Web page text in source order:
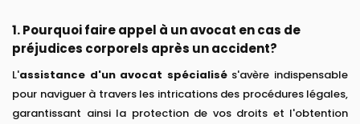
1. Pourquoi faire appel à un avocat en cas de
préjudices corporels après un accident?
L'assistance d'un avocat spécialisés'avère indispensable
pour naviguer à travers les intrications des procédures légales,
garantissant ainsi la protection de vos droits et l'obtention